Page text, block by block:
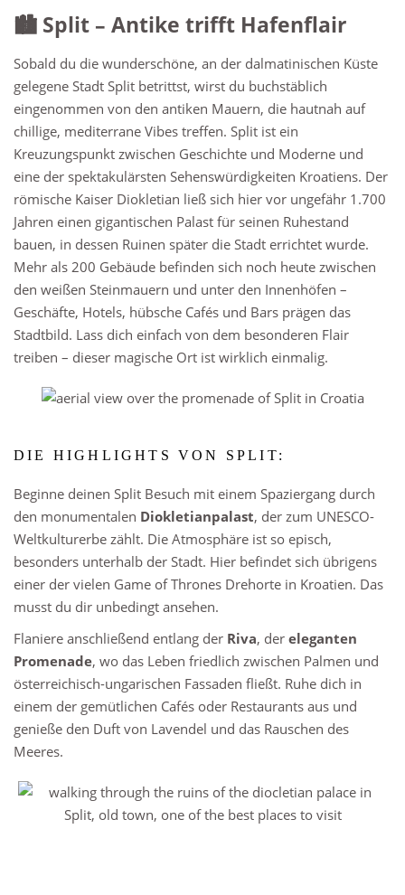
🏙 Split – Antike trifft Hafenflair
Sobald du die wunderschöne, an der dalmatinischen Küste
gelegene Stadt Split betrittst, wirst du buchstäblich
eingenommen von den antiken Mauern, die hautnah auf
chillige, mediterrane Vibes treffen. Split ist ein
Kreuzungspunkt zwischen Geschichte und Moderne und
eine der spektakulärsten Sehenswürdigkeiten Kroatiens. Der
römische Kaiser Diokletian ließ sich hier vor ungefähr 1.700
Jahren einen gigantischen Palast für seinen Ruhestand
bauen, in dessen Ruinen später die Stadt errichtet wurde.
Mehr als 200 Gebäude befinden sich noch heute zwischen
den weißen Steinmauern und unter den Innenhöfen –
Geschäfte, Hotels, hübsche Cafés und Bars prägen das
Stadtbild. Lass dich einfach von dem besonderen Flair
treiben – dieser magische Ort ist wirklich einmalig.
DIE HIGHLIGHTS VON SPLIT:
Beginne deinen Split Besuch mit einem Spaziergang durch
den monumentalen Diokletianpalast, der zum UNESCO-
Weltkulturerbe zählt. Die Atmosphäre ist so episch,
besonders unterhalb der Stadt. Hier befindet sich übrigens
einer der vielen Game of Thrones Drehorte in Kroatien. Das
musst du dir unbedingt ansehen.
Flaniere anschließend entlang der Riva, der eleganten
Promenade, wo das Leben friedlich zwischen Palmen und
österreichisch-ungarischen Fassaden fließt. Ruhe dich in
einem der gemütlichen Cafés oder Restaurants aus und
genieße den Duft von Lavendel und das Rauschen des
Meeres.